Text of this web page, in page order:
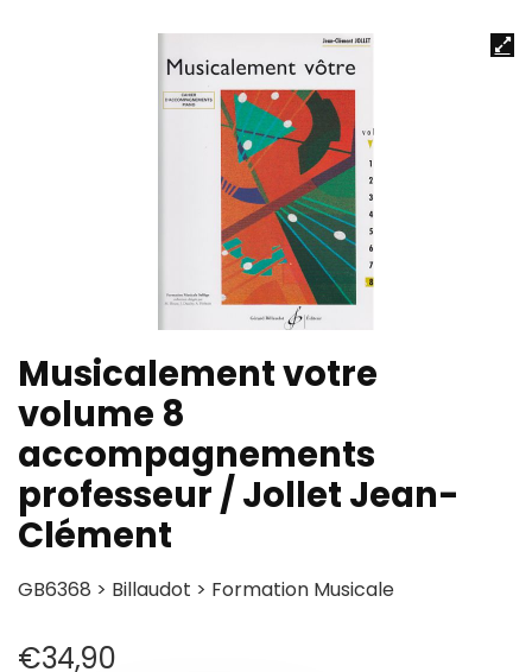
Musicalement votre
volume 8
accompagnements
professeur / Jollet Jean-
Clément
GB6368 > Billaudot > Formation Musicale
€34,90